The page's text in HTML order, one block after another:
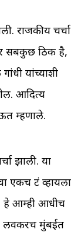
राजकीय चर्चा
सबकुछ ठिक है,
यांच्याशी
आदित्य
म्हणाले.
झाली. या
एकच फ्रंट व्हायला
हे आम्ही आधीच
लवकरच मुंबईत